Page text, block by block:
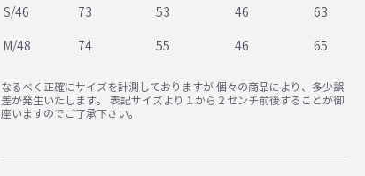
S/46 73 53 46 63
M/48 74 55 46 65
なるべく正確にサイズを計測しておりますが 個々の商品により、多少誤
差が発生いたします。 表記サイズより１から２センチ前後することが御
座いますのでご了承下さい。